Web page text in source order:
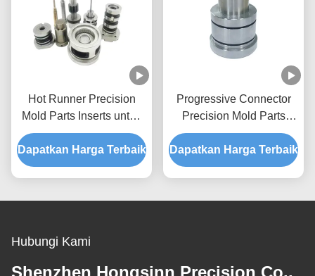
Hot Runner Precision
Mold Parts Inserts untuk
rongga dan inti
Dapatkan Harga Terbaik
Progressive Connector
Precision Mold Parts
Company Dengan Daya
Tahan Lama
Dapatkan Harga Terbaik
Hubungi Kami